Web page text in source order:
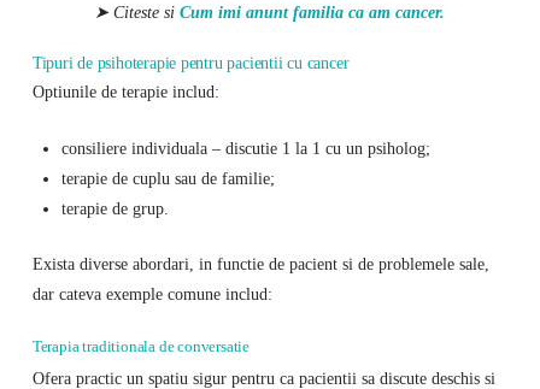
➤ Citeste siCum imi anunt familia ca am cancer.
Tipuri de psihoterapie pentru pacientii cu cancer
Optiunile de terapie includ:
consiliere individuala – discutie 1 la 1 cu un psiholog;
terapie de cuplu sau de familie;
terapie de grup.
Exista diverse abordari, in functie de pacient si de problemele sale,
dar cateva exemple comune includ:
Terapia traditionala de conversatie
Ofera practic un spatiu sigur pentru ca pacientii sa discute deschis si